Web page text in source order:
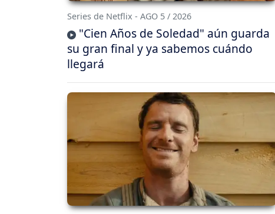
Series de Netflix - AGO 5 / 2026
"Cien Años de Soledad" aún guarda
su gran final y ya sabemos cuándo
llegará